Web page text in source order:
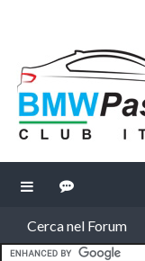
Cerca nel Forum